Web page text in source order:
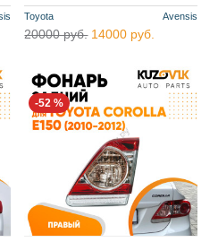
Toyota Avensis
20000 руб. 14000 руб.
-52 %